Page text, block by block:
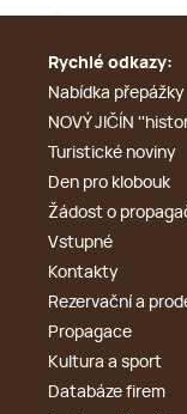
Rychlé odkazy:
Nabídka přepážky
NOVÝ JIČÍN
Turistické noviny
Den pro klobouk
Žádost o
Vstupné
Kontakty
Rezervační a
Propagace
Kultura a sport
Databáze firem